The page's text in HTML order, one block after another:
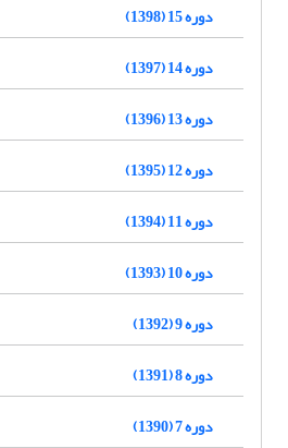
دوره 15 (1398)
دوره 14 (1397)
دوره 13 (1396)
دوره 12 (1395)
دوره 11 (1394)
دوره 10 (1393)
دوره 9 (1392)
دوره 8 (1391)
دوره 7 (1390)